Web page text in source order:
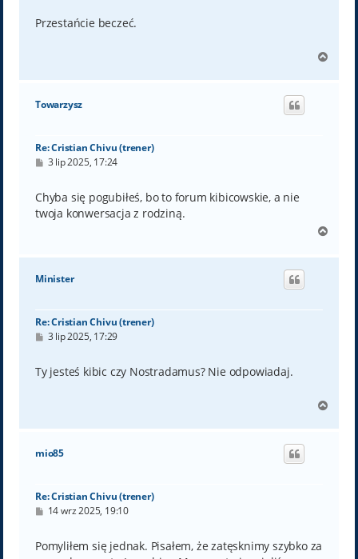
t
Przestańcie beczeć.
g
Towarzysz
Re: Cristian Chivu (trener)
P
t
3 lip 2025, 17:24
Chyba się pogubiłeś, bo to forum kibicowskie, a nie
twoja konwersacja z rodziną.
g
Minister
Re: Cristian Chivu (trener)
P
t
3 lip 2025, 17:29
Ty jesteś kibic czy Nostradamus? Nie odpowiadaj.
g
mio85
Re: Cristian Chivu (trener)
P
t
14 wrz 2025, 19:10
Pomyliłem się jednak. Pisałem, że zatęsknimy szybko za